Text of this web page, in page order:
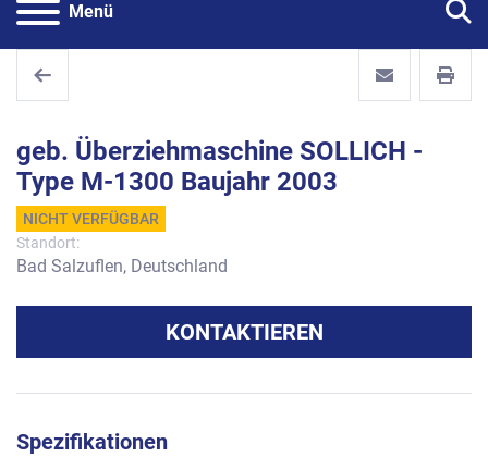
Menü
geb. Überziehmaschine SOLLICH -
Type M-1300 Baujahr 2003
NICHT VERFÜGBAR
Standort:
Bad Salzuflen, Deutschland
KONTAKTIEREN
Spezifikationen